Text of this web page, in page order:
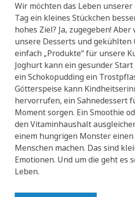
Wir möchten das Leben
Tag ein kleines Stückchen
hohes Ziel? Ja, zugegeben!
unsere Desserts und gekühlten
einfach „Produkte“ für unsere
Joghurt kann ein gesunder Start
ein Schokopudding ein
Götterspeise kann
hervorrufen, ein Sahnedessert
Moment sorgen. Ein Smoothie
den Vitaminhaushalt
einem hungrigen Monster
Menschen machen. Das sind
Emotionen. Und um die geht es
Leben.